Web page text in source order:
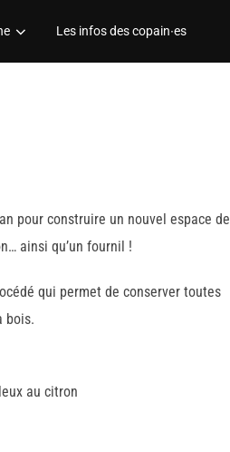
Les infos des copain∙es
pour construire un nouvel espace de
ainsi qu’un fournil !
qui permet de conserver toutes
bois.
au citron